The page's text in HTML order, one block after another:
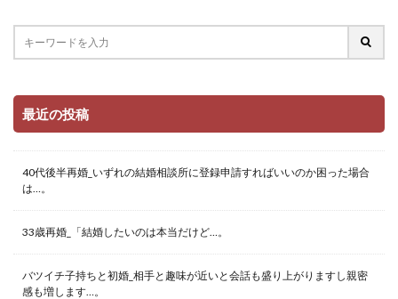
最近の投稿
40代後半再婚_いずれの結婚相談所に登録申請すればいいのか困った場合
は…。
33歳再婚_「結婚したいのは本当だけど…。
バツイチ子持ちと初婚_相手と趣味が近いと会話も盛り上がりますし親密
感も増します…。